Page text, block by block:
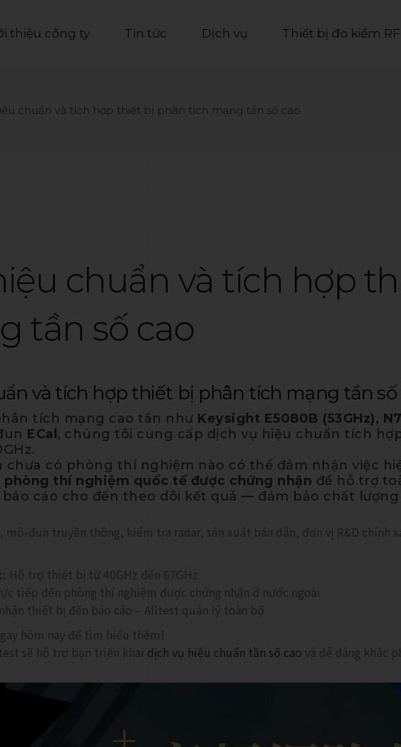
thiệu công ty Tin tức Dịch vụ Thiết bị đo kiểm RF
chuẩn và tích hợp thiết bị phân tích mạng tần số cao
chuẩn và tích hợp
tần số cao
và tích hợp thiết bị phân tích mạng tần
tích mạng cao tần như Keysight E5080B (53GHz),
ECal , chúng tôi cung cấp dịch vụ hiệu chuẩn tích
chưa có phòng thí nghiệm nào có thể đảm nhận việc
phòng thí nghiệm quốc tế được chứng nhận để hỗ trợ
báo cáo cho đến theo dõi kết quả — đảm bảo chất
mô-đun truyền thông, kiểm tra radar, sản xuất bán dẫn, đơn vị R&D chính
Hỗ trợ thiết bị từ 40GHz đến 67GHz
tiếp đến phòng thí nghiệm được chứng nhận ở nước ngoài
thiết bị đến báo cáo – Alltest quản lý toàn bộ
hôm nay để tìm hiểu thêm!
sẽ hỗ trợ bạn triển khai dịch vụ hiệu chuẩn tần số cao và dễ dàng khắc